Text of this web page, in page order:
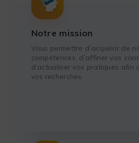
Notre mission
Vous permettre d’acquérir de
compétences, d’affiner vos
d’actualiser vos pratiques afin
vos recherches.